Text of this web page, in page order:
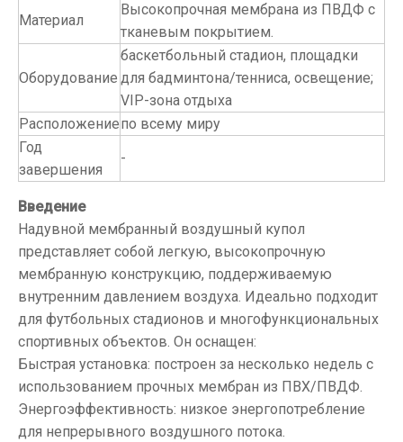
Материал
Высокопрочная мембрана из ПВДФ с
тканевым покрытием.
Оборудование
баскетбольный стадион, площадки
для бадминтона/тенниса, освещение;
VIP-зона отдыха
Расположениепо всему миру
Год
завершения
-
Введение
Надувной мембранный воздушный купол
представляет собой легкую, высокопрочную
мембранную конструкцию, поддерживаемую
внутренним давлением воздуха. Идеально подходит
для футбольных стадионов и многофункциональных
спортивных объектов. Он оснащен:
Быстрая установка: построен за несколько недель с
использованием прочных мембран из ПВХ/ПВДФ.
Энергоэффективность: низкое энергопотребление
для непрерывного воздушного потока.